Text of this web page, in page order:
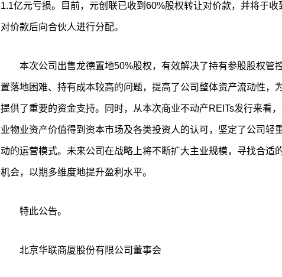
1.1亿元亏损。目前，元创联已收到60%股权转让对价款，并将于收
对价款后向合伙人进行分配。
本次公司出售龙德置地50%股权，有效解决了持有参股股权管
置落地困难、持有成本较高的问题，提高了公司整体资产流动性，
提供了重要的资金支持。同时，从本次商业不动产REITs发行来看
业物业资产价值得到资本市场及各类投资人的认可，坚定了公司轻
动的运营模式。未来公司在战略上将不断扩大主业规模，寻找合适
机会，以期多维度地提升盈利水平。
特此公告。
北京华联商厦股份有限公司董事会